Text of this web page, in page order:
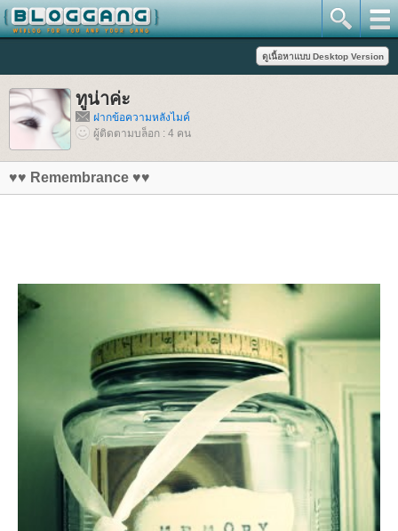
ทูน่าค่ะ
ฝากข้อความหลังไมค์
ผู้ติดตามบล็อก : 4 คน
♥♥ Remembrance ♥♥